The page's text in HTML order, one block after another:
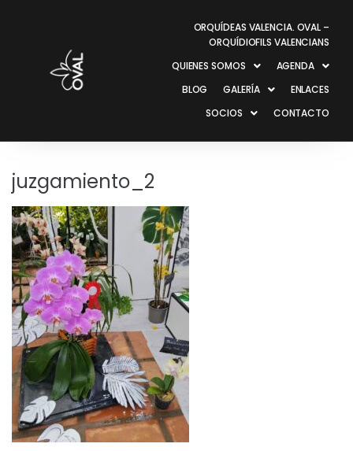
ORQUÍDEAS VALENCIA. OVAL –
ORQUÍDIOFILS VALENCIANS
QUIENES SOMOS
AGENDA
BLOG
GALERÍA
ENLACES
SOCIOS
CONTACTO
juzgamiento_2